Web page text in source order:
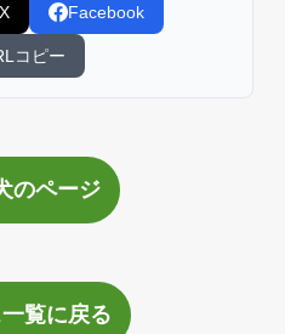
X Facebook
コピー
のページ
覧に戻る